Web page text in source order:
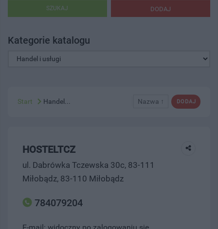
DODAJ
SZUKAJ
Kategorie katalogu
DODAJ
Nazwa ↑
Start Handel...
HOSTELTCZ
ul. Dabrówka Tczewska 30c, 83-111
Miłobądz, 83-110 Miłobądz
784079204